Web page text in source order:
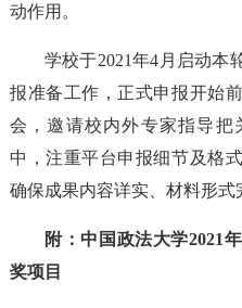
动作用。
学校于2021年4月启动本
报准备工作，正式申报开始
会，邀请校内外专家指导把
中，注重平台申报细节及格
确保成果内容详实、材料形式
附：中国政法大学2021
奖项目